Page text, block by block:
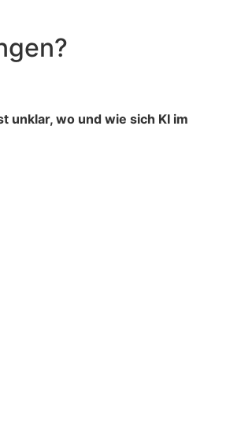
unklar, wo und wie sich KI im